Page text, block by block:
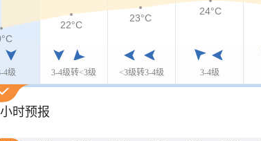
4级 3-4级转<3级 <3级转3-4级 3-4级
22°C
23°C
24°C
时预报